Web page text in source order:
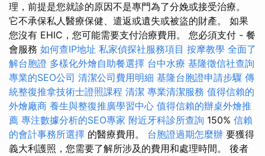
理，前提是您就診的原因不是專門為了分娩或接受治療。
它不承保私人醫療保健、遣返或遺失或被盜的財產。 如果
您沒有 EHIC，您可能需要支付治療費用。 您必須支付 - 餐
會服務 如何查IP地址 私家偵探社服務項目 按摩教學 全面了
解台胞證 多樣化外燴自助餐選擇 台中水療 基隆徵信社查詢
專業的SEO公司 清潔公司費用明細 基隆台胞證申請步驟 傳
統整復推拿技術士證照課程 清潔 專業清潔服務 值得信賴的
外燴廠商 養生與整復推廣學習中心 值得信賴的辦桌外燴推
薦 專注數據分析的SEO專家 附近牙科診所查詢 150% 信賴
的會計事務所選擇 的醫療費用。 台胞證過期怎麼辦 要獲得
義大利護照，您需要了解所涉及的費用和處理時間。 後者